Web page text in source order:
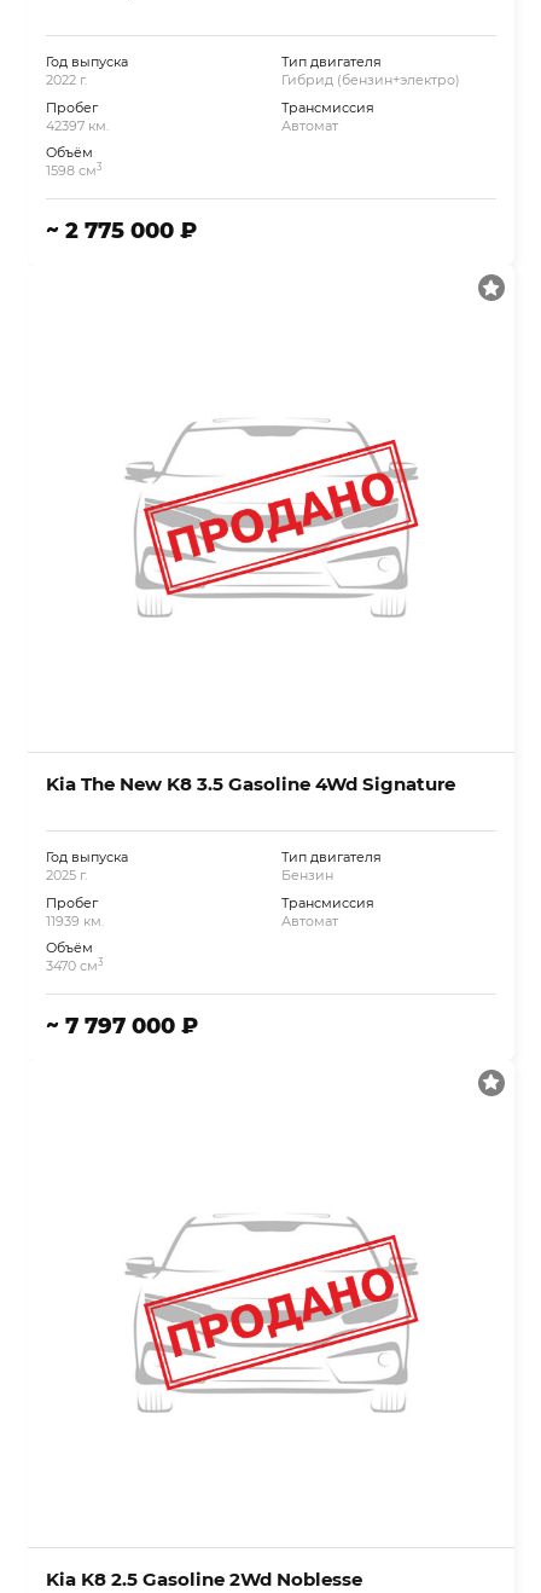
Год выпуска
2022 г.
Пробег
42397 км.
Объём
1598 см3
Тип двигателя
Гибрид (бензин+электро)
Трансмиссия
Автомат
~ 2 775 000 ₽
Kia The New K8 3.5 Gasoline 4Wd Signature
Год выпуска
2025 г.
Пробег
11939 км.
Объём
3470 см3
Тип двигателя
Бензин
Трансмиссия
Автомат
~ 7 797 000 ₽
Kia K8 2.5 Gasoline 2Wd Noblesse